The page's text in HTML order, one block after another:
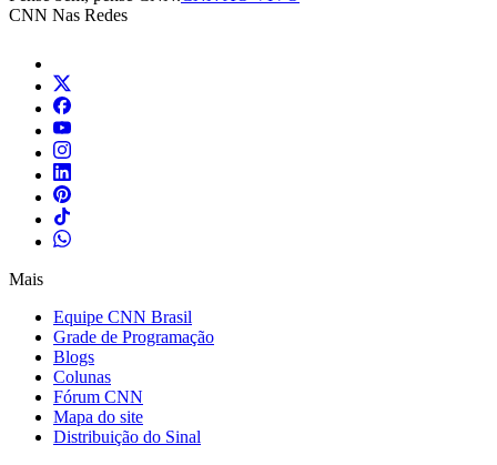
CNN Nas Redes
Mais
Equipe CNN Brasil
Grade de Programação
Blogs
Colunas
Fórum CNN
Mapa do site
Distribuição do Sinal